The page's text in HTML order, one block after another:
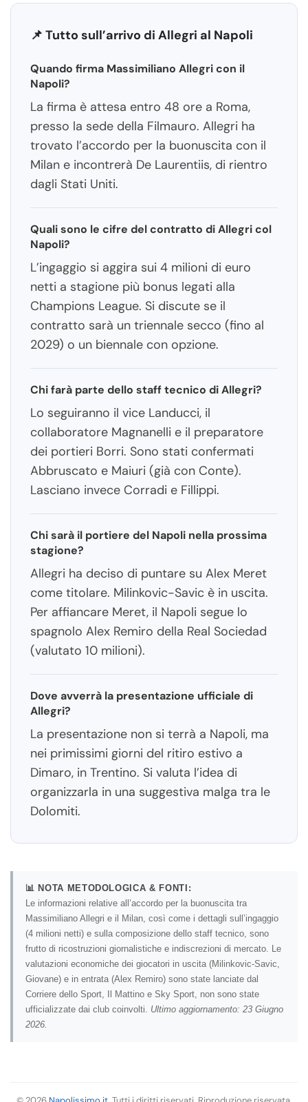
📌 Tutto sull’arrivo di Allegri al Napoli
Quando firma Massimiliano Allegri con il
Napoli?
La firma è attesa entro 48 ore a Roma,
presso la sede della Filmauro. Allegri ha
trovato l’accordo per la buonuscita con il
Milan e incontrerà De Laurentiis, di rientro
dagli Stati Uniti.
Quali sono le cifre del contratto di Allegri col
Napoli?
L’ingaggio si aggira sui 4 milioni di euro
netti a stagione più bonus legati alla
Champions League. Si discute se il
contratto sarà un triennale secco (fino al
2029) o un biennale con opzione.
Chi farà parte dello staff tecnico di Allegri?
Lo seguiranno il vice Landucci, il
collaboratore Magnanelli e il preparatore
dei portieri Borri. Sono stati confermati
Abbruscato e Maiuri (già con Conte).
Lasciano invece Corradi e Fillippi.
Chi sarà il portiere del Napoli nella prossima
stagione?
Allegri ha deciso di puntare su Alex Meret
come titolare. Milinkovic-Savic è in uscita.
Per affiancare Meret, il Napoli segue lo
spagnolo Alex Remiro della Real Sociedad
(valutato 10 milioni).
Dove avverrà la presentazione ufficiale di
Allegri?
La presentazione non si terrà a Napoli, ma
nei primissimi giorni del ritiro estivo a
Dimaro, in Trentino. Si valuta l’idea di
organizzarla in una suggestiva malga tra le
Dolomiti.
📊 NOTA METODOLOGICA & FONTI:
Le informazioni relative all’accordo per la buonuscita tra
Massimiliano Allegri e il Milan, così come i dettagli sull’ingaggio
(4 milioni netti) e sulla composizione dello staff tecnico, sono
frutto di ricostruzioni giornalistiche e indiscrezioni di mercato. Le
valutazioni economiche dei giocatori in uscita (Milinkovic-Savic,
Giovane) e in entrata (Alex Remiro) sono state lanciate dal
Corriere dello Sport, Il Mattino e Sky Sport, non sono state
ufficializzate dai club coinvolti. Ultimo aggiornamento: 23 Giugno
2026.